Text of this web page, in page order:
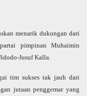
menarik dukungan dari
pimpinan Muhaimin
Jusuf Kalla.
tim sukses tak jauh dari
jutaan penggemar yang